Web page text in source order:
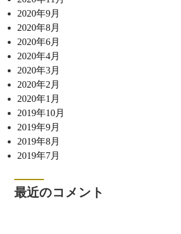
2020年9月
2020年8月
2020年6月
2020年4月
2020年3月
2020年2月
2020年1月
2019年10月
2019年9月
2019年8月
2019年7月
最近のコメント